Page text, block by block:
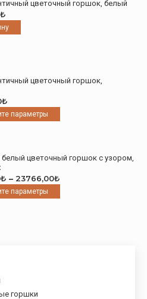
вариаций.
товара.
цветочный горшок, белый
₺
цветочный горшок,
₺
параметры
товар
вариаций.
можно
цветочный горшок с узором,
₺ – 23766,00₺
12798,00₺
параметры
товар
горшки